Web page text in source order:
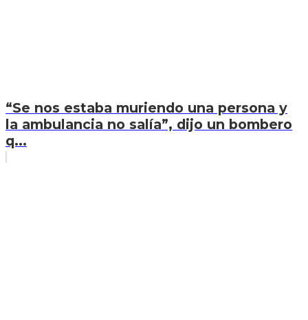
“Se nos estaba muriendo una persona y
la ambulancia no salía”, dijo un bombero
q...